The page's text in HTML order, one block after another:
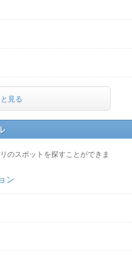
見る
のスポットを探すことができま
ン